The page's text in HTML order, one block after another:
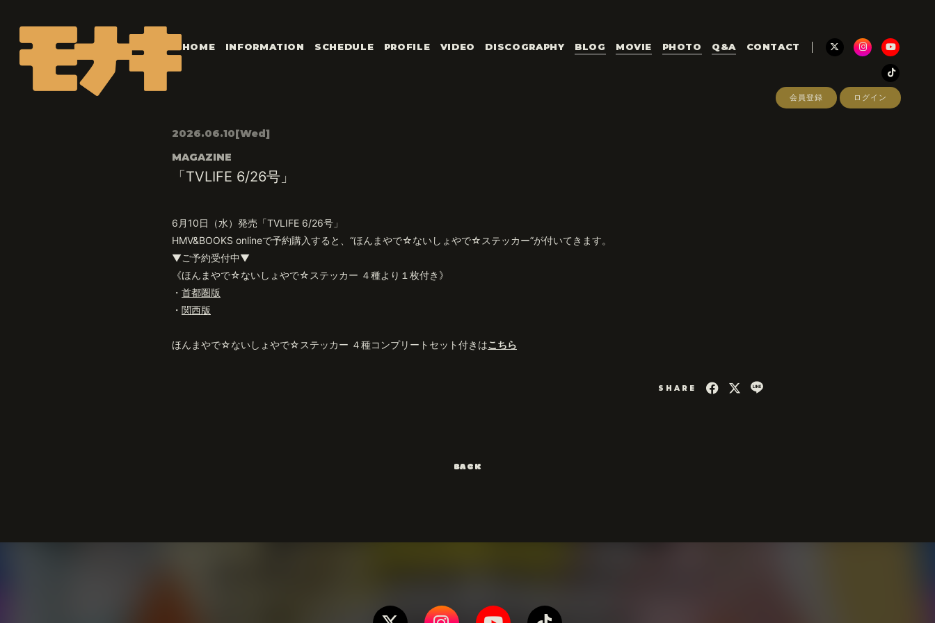
HOME INFORMATION SCHEDULE PROFILE VIDEO DISCOGRAPHY BLOG MOVIE PHOTO Q&A CONTACT
会員登録 ログイン
2026.06.10[Wed]
MAGAZINE
「TVLIFE 6/26号」
6月10日（水）発売「TVLIFE 6/26号」
HMV&BOOKS onlineで予約購入すると、“ほんまやで☆ないしょやで☆ステッカー”が付いてきます。
▼ご予約受付中▼
《ほんまやで☆ないしょやで☆ステッカー ４種より１枚付き》
・ 首都圏版
・ 関西版
ほんまやで☆ないしょやで☆ステッカー ４種コンプリートセット付きはこちら
SHARE
BACK